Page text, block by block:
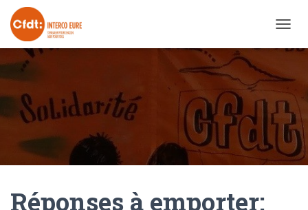
Réponses à emporter: